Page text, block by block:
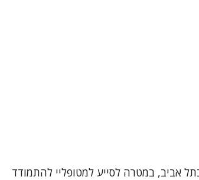
אביב, במטרה לסייע למטופליי להתמודד